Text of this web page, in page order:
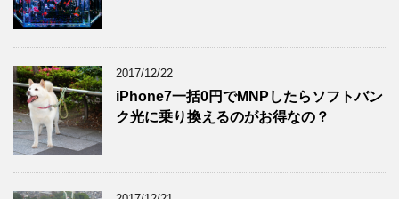
2017/12/22
iPhone7一括0円でMNPしたらソフトバン
ク光に乗り換えるのがお得なの？